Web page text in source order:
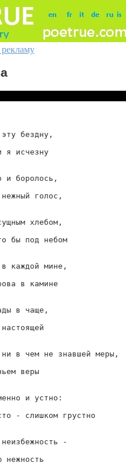
рекламу
бездну,
я исчезну
и боролось,
голос,
хлебом,
бы под небом
каждой мине,
в камине
в чаще,
в чем не знавшей меры,
веры
и устно:
- слишком грустно
-
нежность